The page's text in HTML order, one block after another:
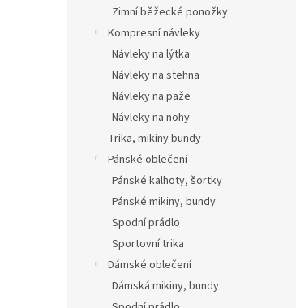
Zimní běžecké ponožky
Kompresní návleky
Návleky na lýtka
Návleky na stehna
Návleky na paže
Návleky na nohy
Trika, mikiny bundy
Pánské oblečení
Pánské kalhoty, šortky
Pánské mikiny, bundy
Spodní prádlo
Sportovní trika
Dámské oblečení
Dámská mikiny, bundy